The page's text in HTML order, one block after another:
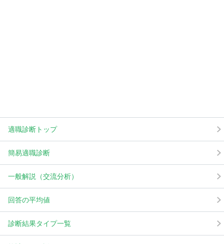
適職診断トップ
簡易適職診断
一般解説（交流分析）
回答の平均値
診断結果タイプ一覧